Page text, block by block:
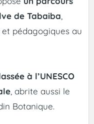
de Tabaiba
pédagogiques au
à l’UNESCO
, abrite aussi le
Botanique.